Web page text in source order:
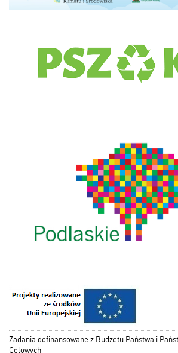
Zadania dofinansowane z Budżetu Państwa i
Celowych